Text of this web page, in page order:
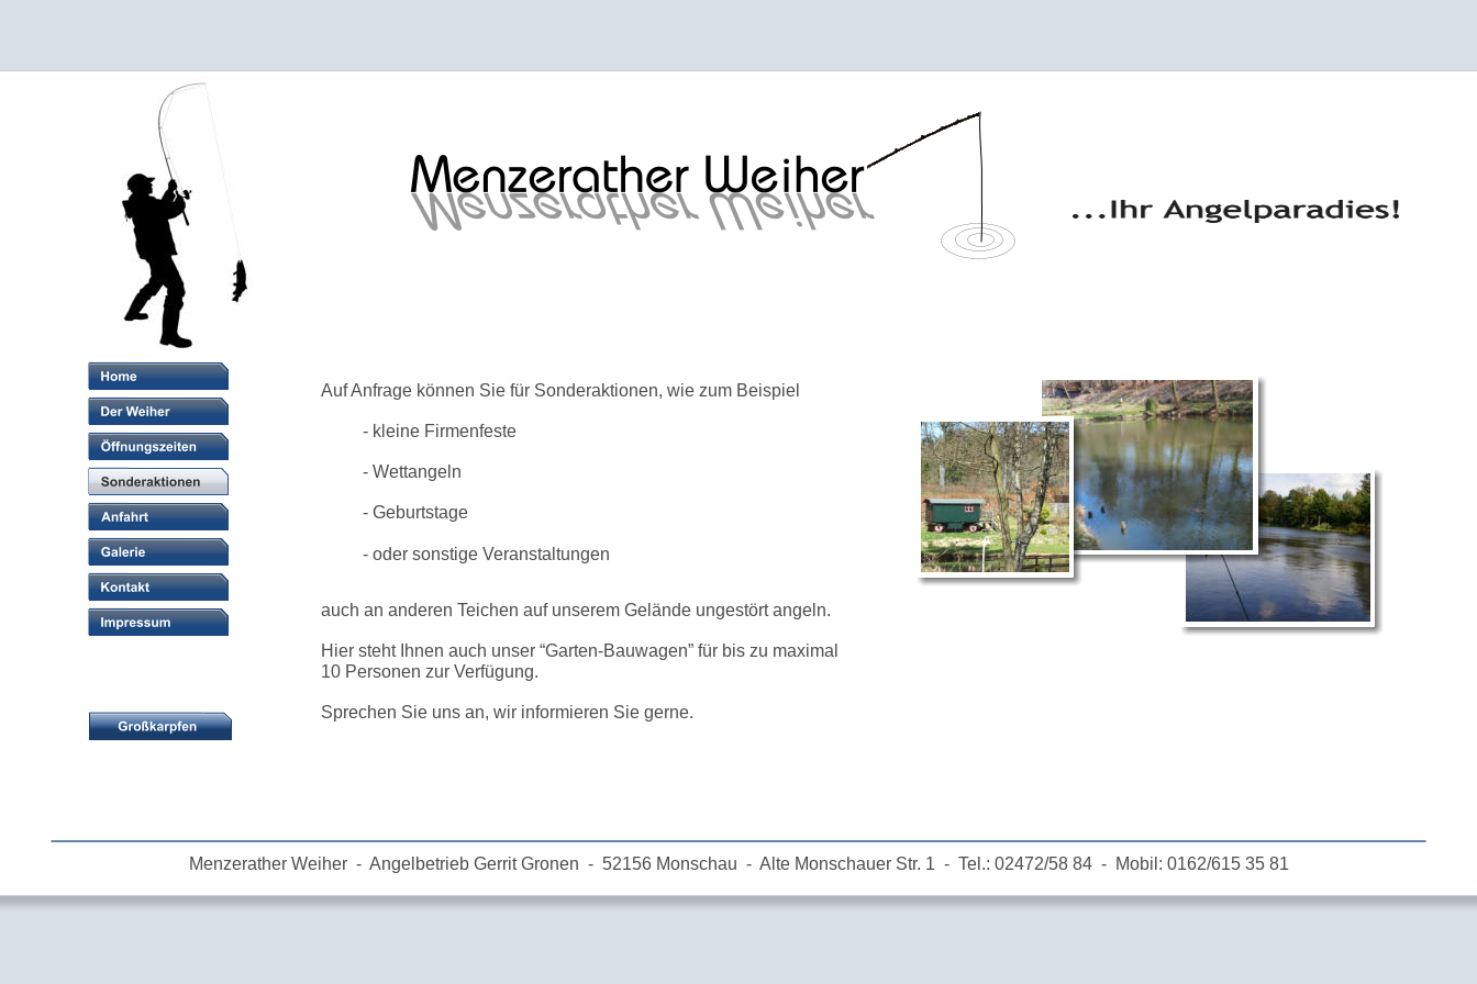
Menzerather Weiher  -  Angelbetrieb Gerrit Gronen  -  52156 Monschau  -  Alte Monschauer Str. 1  -  Tel.: 02472/58 84  -  Mobil: 0162/615 35 81
Auf Anfrage können Sie für Sonderaktionen, wie zum Beispiel
- kleine Firmenfeste
- Wettangeln
- Geburtstage
- oder sonstige Veranstaltungen
auch an anderen Teichen auf unserem Gelände ungestört angeln.
Hier steht Ihnen auch unser “Garten-Bauwagen” für bis zu maximal
10 Personen zur Verfügung.
Sprechen Sie uns an, wir informieren Sie gerne.